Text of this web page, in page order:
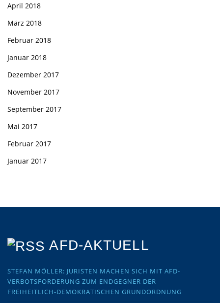
April 2018
März 2018
Februar 2018
Januar 2018
Dezember 2017
November 2017
September 2017
Mai 2017
Februar 2017
Januar 2017
AFD-AKTUELL
STEFAN MÖLLER: JURISTEN MACHEN SICH MIT AFD-
VERBOTSFORDERUNG ZUM ENDGEGNER DER
FREIHEITLICH-DEMOKRATISCHEN GRUNDORDNUNG